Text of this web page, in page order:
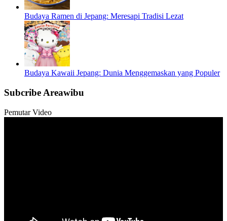
Budaya Ramen di Jepang: Meresapi Tradisi Lezat
Budaya Kawaii Jepang: Dunia Menggemaskan yang Populer
Subcribe Areawibu
Pemutar Video